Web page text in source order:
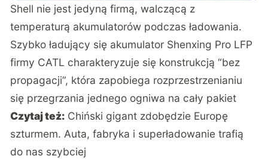
Shell nie jest jedyną firmą, walczącą z
temperaturą akumulatorów podczas ładowania.
Szybko ładujący się akumulator Shenxing Pro LFP
firmy CATL charakteryzuje się konstrukcją “bez
propagacji”, która zapobiega rozprzestrzenianiu
się przegrzania jednego ogniwa na cały pakiet
Czytaj też: Chiński gigant zdobędzie Europę
szturmem. Auta, fabryka i superładowanie trafią
do nas szybciej